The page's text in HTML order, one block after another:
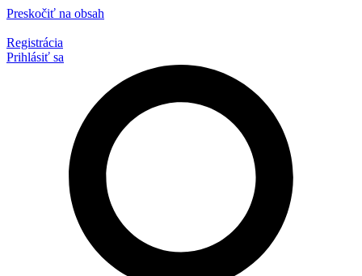
Preskočiť na obsah
Registrácia
Prihlásiť sa